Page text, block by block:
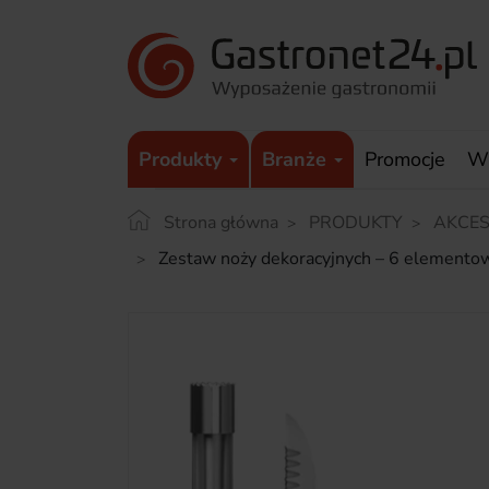
Produkty Branże Promocje
Strona główna PRODUKTY
Zestaw noży dekoracyjnych – 6